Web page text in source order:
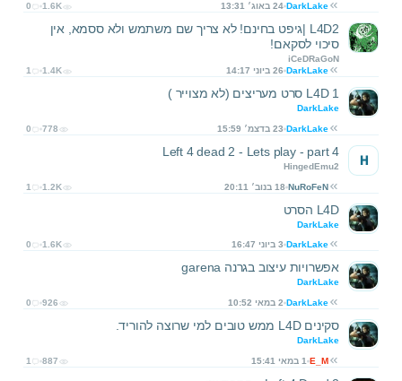
DarkLake 24 באוג׳ 13:31 0 1.6K
L4D2 |גיפט בחינם! לא צריך שם משתמש ולא ססמא, אין
סיכוי לסקאם!
iCeDRaGoN
DarkLake 26 ביוני 14:17 1 1.4K
L4D 1 סרט מעריצים (לא מצוייר )
DarkLake
DarkLake 23 בדצמ׳ 15:59 0 778
Left 4 dead 2 - Lets play - part 4
HingedEmu2
NuRoFeN 18 בנוב׳ 20:11 1 1.2K
H
L4D הסרט
DarkLake
DarkLake 3 ביוני 16:47 0 1.6K
אפשרויות עיצוב בגרנה garena
DarkLake
DarkLake 2 במאי 10:52 0 926
סקינים L4D ממש טובים למי שרוצה להוריד.
DarkLake
E_M 1 במאי 15:41 1 887